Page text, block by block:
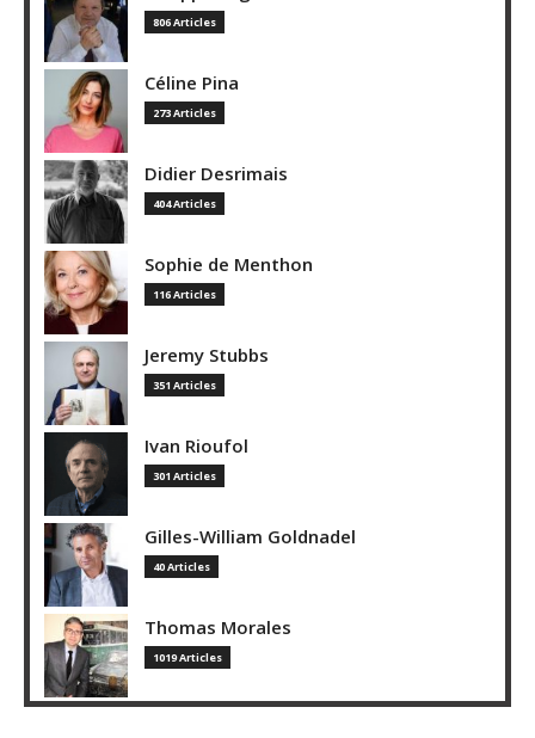
806 Articles
Céline Pina
273 Articles
Didier Desrimais
404 Articles
Sophie de Menthon
116 Articles
Jeremy Stubbs
351 Articles
Ivan Rioufol
301 Articles
Gilles-William Goldnadel
40 Articles
Thomas Morales
1019 Articles